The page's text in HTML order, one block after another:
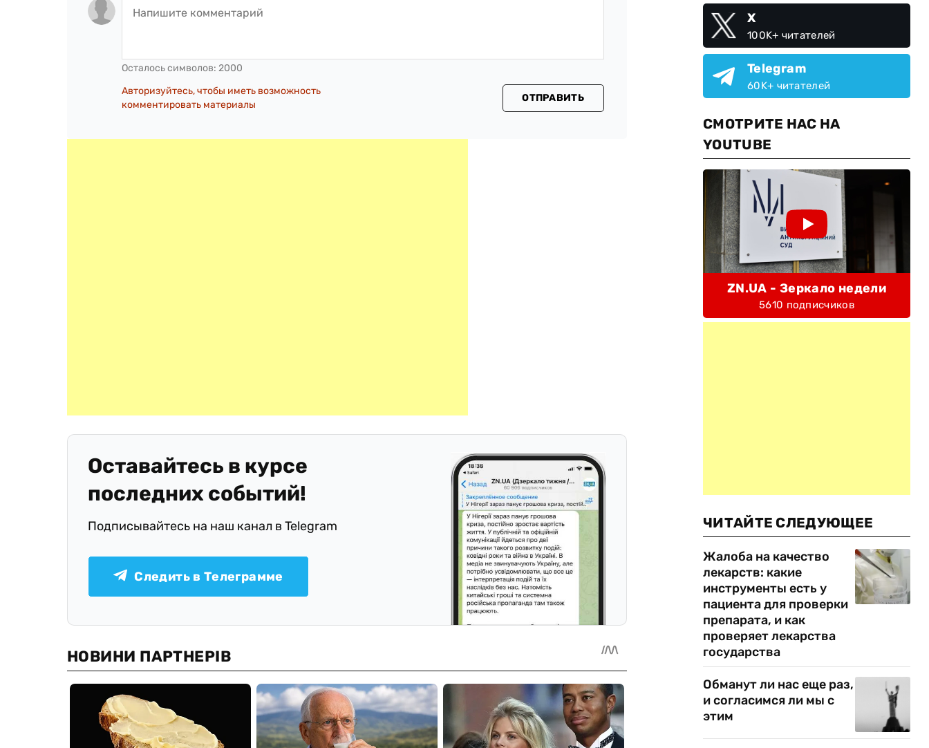
Осталось символов: 2000
Авторизуйтесь, чтобы иметь возможность
комментировать материалы
ОТПРАВИТЬ
Оставайтесь в курсе
последних событий!
Подписывайтесь на наш канал в Telegram
Следить в Телеграмме
X
100K+ читателей
Telegram
60K+ читателей
СМОТРИТЕ НАС НА
YOUTUBE
ZN.UA - Зеркало недели
5610 подписчиков
ЧИТАЙТЕ СЛЕДУЮЩЕЕ
Жалоба на качество
лекарств: какие
инструменты есть у
пациента для проверки
препарата, и как
проверяет лекарства
государства
Обманут ли нас еще раз,
и согласимся ли мы с
этим